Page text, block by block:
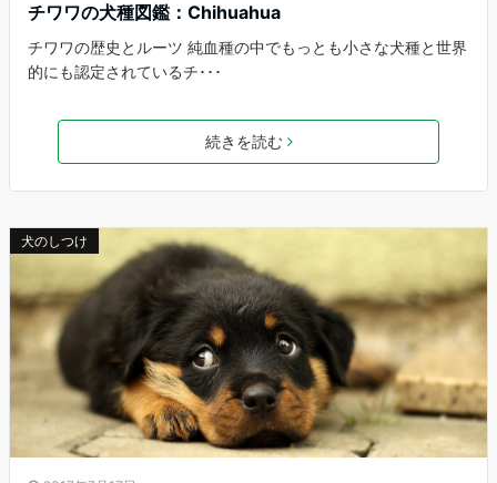
チワワの犬種図鑑：Chihuahua
チワワの歴史とルーツ 純血種の中でもっとも小さな犬種と世界
的にも認定されているチ･･･
続きを読む
犬のしつけ